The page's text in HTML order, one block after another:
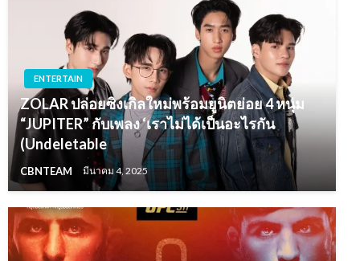
ENTERTAIN
ZOLAR ปล่อยซิงเกิลใหม่พร้อมยูนิตย่อย 4 หนุ่ม
“JUPITER” กับเพลง ‘เราไม่ได้เป็นอะไรกัน
(Undeletable
CBNTEAM มีนาคม 4, 2025